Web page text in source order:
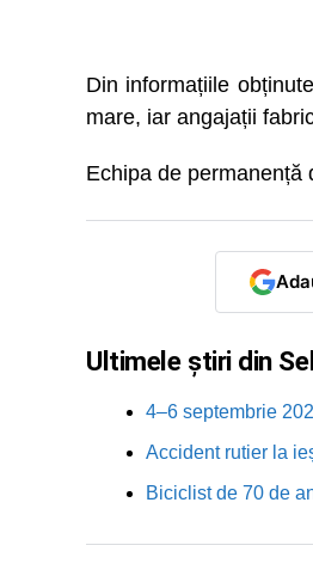
Din informațiile
mare, iar angajații
Echipa de permanență
Ultimele știri din
4–6 septembrie
Accident rutier la
Biciclist de 70 de